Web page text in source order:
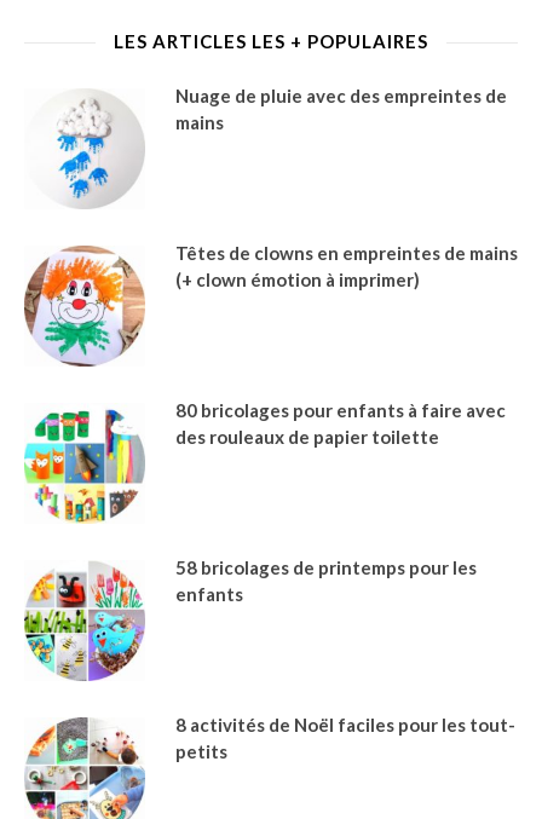
LES ARTICLES LES + POPULAIRES
Nuage de pluie avec des empreintes de
mains
Têtes de clowns en empreintes de mains
(+ clown émotion à imprimer)
80 bricolages pour enfants à faire avec
des rouleaux de papier toilette
58 bricolages de printemps pour les
enfants
8 activités de Noël faciles pour les tout-
petits